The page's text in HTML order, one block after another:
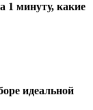
1 минуту, какие
идеальной